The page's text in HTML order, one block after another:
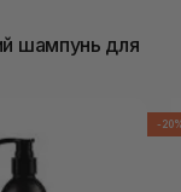
шампунь для
-